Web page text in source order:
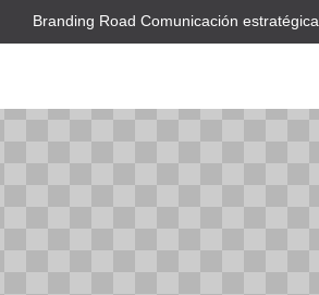
Branding Road Comunicación estratégica